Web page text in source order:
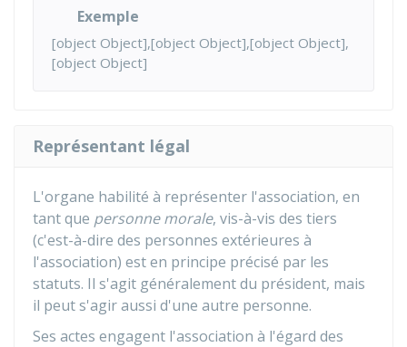
Exemple
[object Object],[object Object],[object Object],
[object Object]
Représentant légal
L'organe habilité à représenter l'association, en
tant que personne morale, vis-à-vis des tiers
(c'est-à-dire des personnes extérieures à
l'association) est en principe précisé par les
statuts. Il s'agit généralement du président, mais
il peut s'agir aussi d'une autre personne.
Ses actes engagent l'association à l'égard des